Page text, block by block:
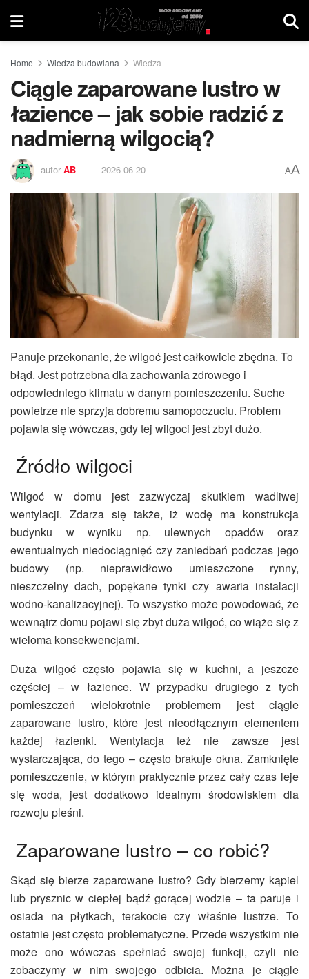
Home Wiedza budowlana Wiedza
Ciągle zaparowane lustro w
łazience – jak sobie radzić z
nadmierną wilgocią?
autor AB 2026-06-20 AA
Panuje przekonanie, że wilgoć jest całkowicie zbędna. To
błąd. Jest potrzebna dla zachowania zdrowego i
odpowiedniego klimatu w danym pomieszczeniu. Suche
powietrze nie sprzyja dobremu samopoczuciu. Problem
pojawia się wówczas, gdy tej wilgoci jest zbyt dużo.
Źródło wilgoci
Wilgoć w domu jest zazwyczaj skutkiem wadliwej
wentylacji. Zdarza się także, iż wodę ma konstrukcja
budynku w wyniku np. ulewnych opadów oraz
ewentualnych niedociągnięć czy zaniedbań podczas jego
budowy (np. nieprawidłowo umieszczone rynny,
nieszczelny dach, popękane tynki czy awaria instalacji
wodno-kanalizacyjnej). To wszystko może powodować, że
wewnątrz domu pojawi się zbyt duża wilgoć, co wiąże się z
wieloma konsekwencjami.
Duża wilgoć często pojawia się w kuchni, a jeszcze
częściej – w łazience. W przypadku drugiego z tych
pomieszczeń wielokrotnie problemem jest ciągle
zaparowane lustro, które jest nieodłącznym elementem
każdej łazienki. Wentylacja też nie zawsze jest
wystarczająca, do tego – często brakuje okna. Zamknięte
pomieszczenie, w którym praktycznie przez cały czas leje
się woda, jest dodatkowo idealnym środowiskiem dla
rozwoju pleśni.
Zaparowane lustro – co robić?
Skąd się bierze zaparowane lustro? Gdy bierzemy kąpiel
lub prysznic w ciepłej bądź gorącej wodzie – ta paruje i
osiada na płytkach, terakocie czy właśnie lustrze. To
ostatnie jest często problematyczne. Przede wszystkim nie
może ono wówczas spełniać swojej funkcji, czyli nie
zobaczymy w nim swojego odbicia. Można je ciągle